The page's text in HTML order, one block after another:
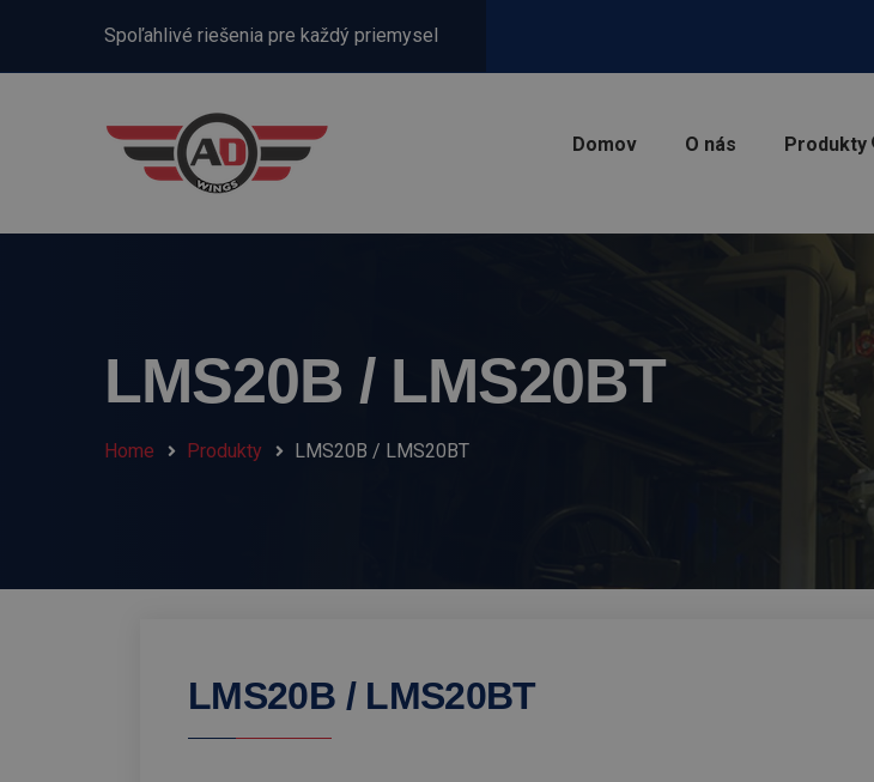
Spoľahlivé riešenia pre každý priemysel
Domov O nás Produkty
LMS20B / LMS20BT
Home Produkty LMS20B / LMS20BT
LMS20B / LMS20BT